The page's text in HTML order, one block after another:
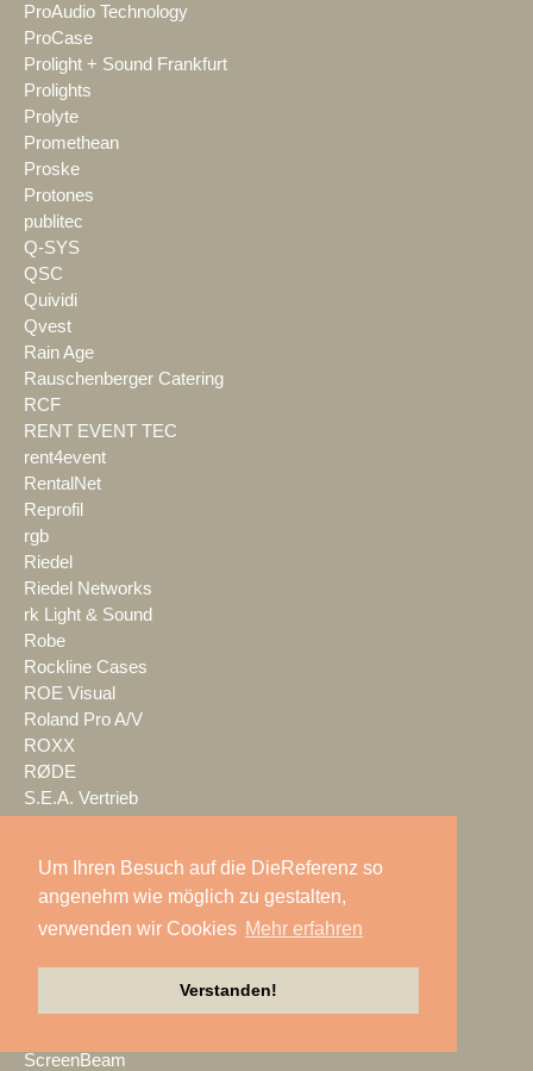
Um Ihren Besuch auf die DieReferenz so
angenehm wie möglich zu gestalten,
verwenden wir Cookies Mehr erfahren
Verstanden!
ProAudio Technology
ProCase
Prolight + Sound Frankfurt
Prolights
Prolyte
Promethean
Proske
Protones
publitec
Q-SYS
QSC
Quividi
Qvest
Rain Age
Rauschenberger Catering
RCF
RENT EVENT TEC
rent4event
RentalNet
Reprofil
rgb
Riedel
Riedel Networks
rk Light & Sound
Robe
Rockline Cases
ROE Visual
Roland Pro A/V
ROXX
RØDE
S.E.A. Vertrieb
satis&fy
SCHACHZUG
Schallwerk Audiotechnik
Schnick-Schnack-Systems
ScreenBeam